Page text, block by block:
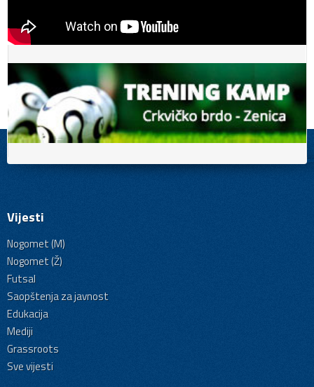
Vijesti
Nogomet (M)
Nogomet (Ž)
Futsal
Saopštenja za javnost
Edukacija
Mediji
Grassroots
Sve vijesti